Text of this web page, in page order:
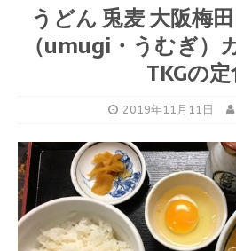
うどん 兎麦 大阪梅
（umugi・うむぎ）
TKGの
2019年11月11日